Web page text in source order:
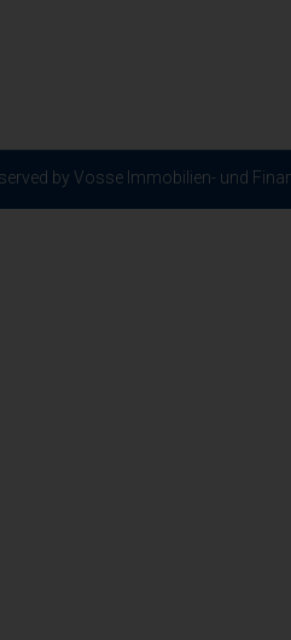
by Vosse Immobilien- und